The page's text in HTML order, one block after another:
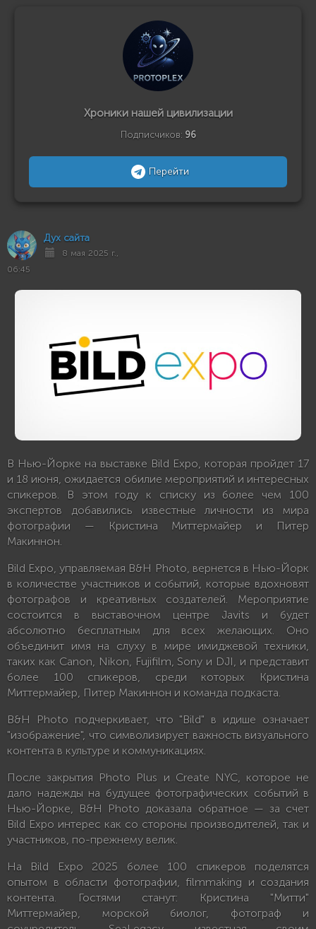
Хроники нашей цивилизации
Подписчиков: 96
Перейти
Дух сайта
8 мая 2025 г.,
06:45
В Нью-Йорке на выставке Bild Expo, которая пройдет 17
и 18 июня, ожидается обилие мероприятий и интересных
спикеров. В этом году к списку из более чем 100
экспертов добавились известные личности из мира
фотографии — Кристина Миттермайер и Питер
Макиннон.
Bild Expo, управляемая B&H Photo, вернется в Нью-Йорк
в количестве участников и событий, которые вдохновят
фотографов и креативных создателей. Мероприятие
состоится в выставочном центре Javits и будет
абсолютно бесплатным для всех желающих. Оно
объединит имя на слуху в мире имиджевой техники,
таких как Canon, Nikon, Fujifilm, Sony и DJI, и представит
более 100 спикеров, среди которых Кристина
Миттермайер, Питер Макиннон и команда подкаста.
B&H Photo подчеркивает, что "Bild" в идише означает
"изображение", что символизирует важность визуального
контента в культуре и коммуникациях.
После закрытия Photo Plus и Create NYC, которое не
дало надежды на будущее фотографических событий в
Нью-Йорке, B&H Photo доказала обратное — за счет
Bild Expo интерес как со стороны производителей, так и
участников, по-прежнему велик.
На Bild Expo 2025 более 100 спикеров поделятся
опытом в области фотографии, filmmaking и создания
контента. Гостями станут: Кристина "Митти"
Миттермайер, морской биолог, фотограф и